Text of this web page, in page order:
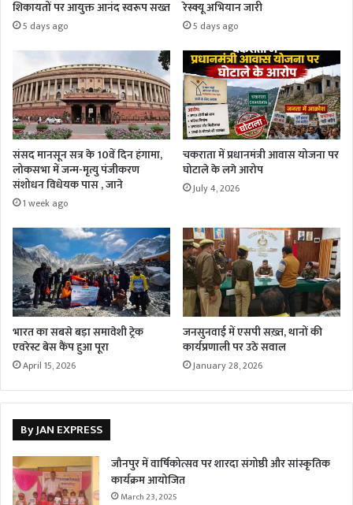
शिकायतों पर आयुक्त आनंद स्वरूप सख्त
5 days ago
रेस्क्यू अभियान जारी
5 days ago
संसद मानसून सत्र के 10वें दिन हंगामा,
लोकसभा में जन्म-मृत्यु पंजीकरण
संशोधन विधेयक पास , जाने
1 week ago
चकराता में प्रधानमंत्री आवास योजना पर
घोटाले के लगे आरोप
July 4, 2026
भारत का सबसे बड़ा समावेशी ट्रेक
एवरेस्ट बेस कैंप हुआ पूरा
April 15, 2026
जनसुनवाई में एसपी सख़्त, थानों की
कार्यप्रणाली पर उठे सवाल
January 28, 2026
By JAN EXPRESS
जौनपुर में वार्षिकोत्सव पर शारदा संगोष्ठी और सांस्कृतिक
कार्यक्रम आयोजित
March 23, 2025